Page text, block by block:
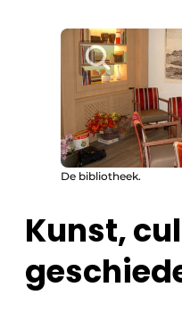
De bibliotheek.
Kunst,